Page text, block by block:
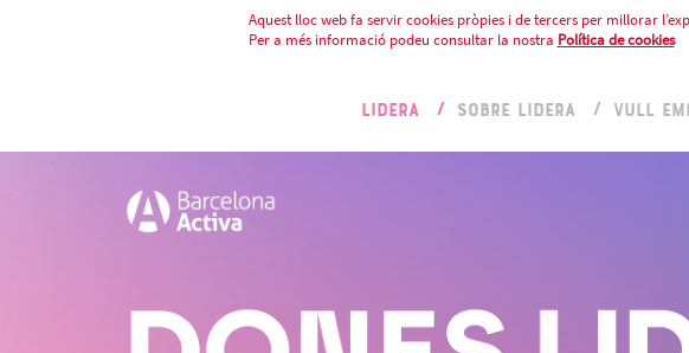
Aquest lloc web fa servir cookies pròpies i de tercers per millorar
Per a més informació podeu consultar la nostra Política de cookies
LIDERA SOBRE LIDERA VULL